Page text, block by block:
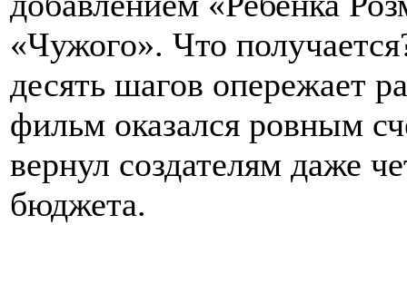
«Чужого». Что
десять шагов опережает
фильм оказался ровным
вернул создателям даже
бюджета.